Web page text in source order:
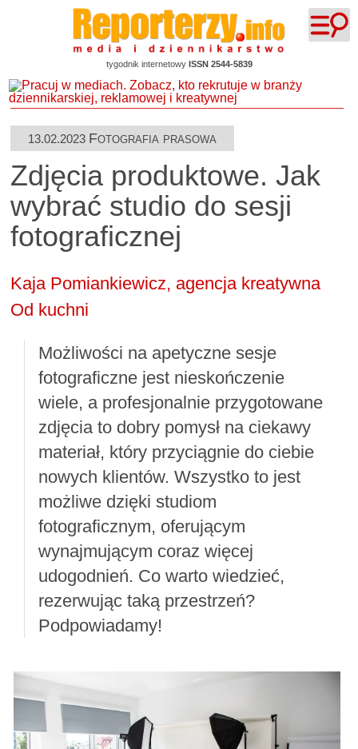
tygodnik internetowy ISSN 2544-5839
13.02.2023 Fotografia prasowa
Zdjęcia produktowe. Jak
wybrać studio do sesji
fotograficznej
Kaja Pomiankiewicz, agencja kreatywna
Od kuchni
Możliwości na apetyczne sesje
fotograficzne jest nieskończenie
wiele, a profesjonalnie przygotowane
zdjęcia to dobry pomysł na ciekawy
materiał, który przyciągnie do ciebie
nowych klientów. Wszystko to jest
możliwe dzięki studiom
fotograficznym, oferującym
wynajmującym coraz więcej
udogodnień. Co warto wiedzieć,
rezerwując taką przestrzeń?
Podpowiadamy!